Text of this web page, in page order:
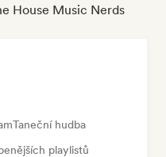
House Music Nerds
Taneční hudba
playlistů